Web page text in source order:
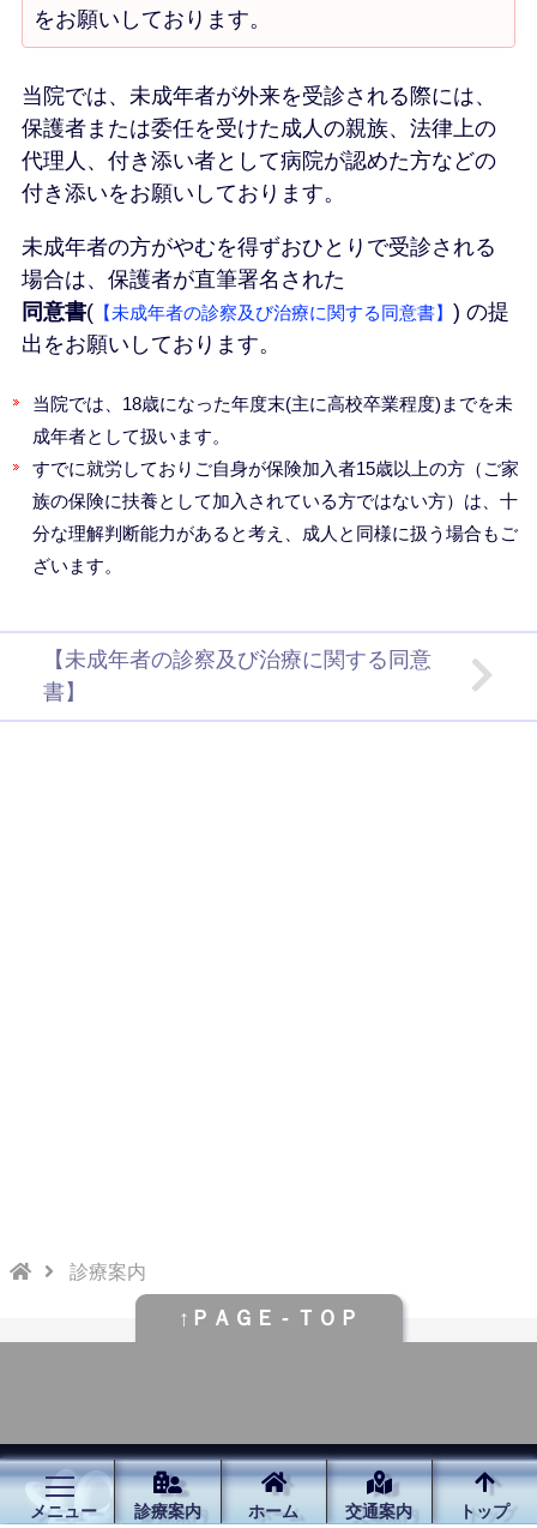
をお願いしております。
当院では、未成年者が外来を受診される際には、
保護者または委任を受けた成人の親族、法律上の
代理人、付き添い者として病院が認めた方などの
付き添いをお願いしております。
未成年者の方がやむを得ずおひとりで受診される
場合は、保護者が直筆署名された
同意書( 【未成年者の診察及び治療に関する同意書】 ) の提
出をお願いしております。
当院では、18歳になった年度末(主に高校卒業程度)までを未
成年者として扱います。
すでに就労しておりご自身が保険加入者15歳以上の方（ご家
族の保険に扶養として加入されている方ではない方）は、十
分な理解判断能力があると考え、成人と同様に扱う場合もご
ざいます。
【未成年者の診察及び治療に関する同意
書】
診療案内
↑ＰＡＧＥ - ＴＯＰ
メニュー 診療案内 ホーム 交通案内 トップ